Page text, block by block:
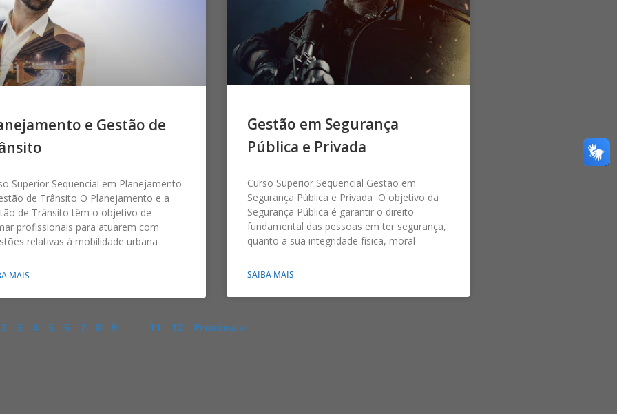
e Gestão de
Superior Sequencial em Planejamento
de Trânsito O Planejamento e a
de Trânsito têm o objetivo de
profissionais para atuarem com
relativas à mobilidade urbana
MAIS
Gestão em Segurança
Pública e Privada
Curso Superior Sequencial Gestão em
Segurança Pública e Privada O objetivo da
Segurança Pública é garantir o direito
fundamental das pessoas em ter segurança,
quanto a sua integridade física, moral
SAIBA MAIS
2 3 4 5 6 7 8 9 11 12 Próxima »